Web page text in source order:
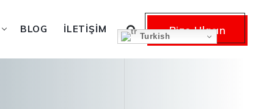
BLOG İLETIŞIM
TurkishBize Ulaşın